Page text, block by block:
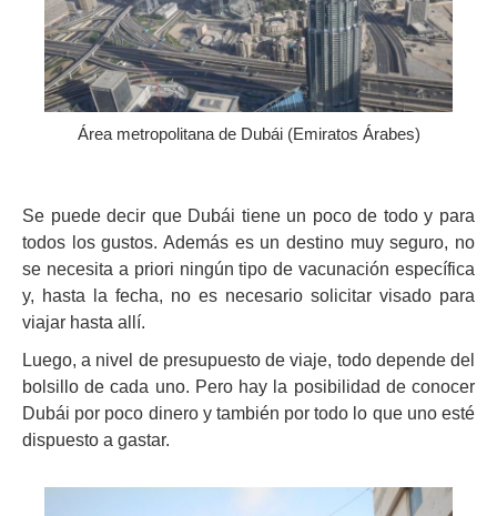
Área metropolitana de Dubái (Emiratos Árabes)
Se puede decir que Dubái tiene un poco de todo y para
todos los gustos. Además es un destino muy seguro, no
se necesita a priori ningún tipo de vacunación específica
y, hasta la fecha, no es necesario solicitar visado para
viajar hasta allí.
Luego, a nivel de presupuesto de viaje, todo depende del
bolsillo de cada uno. Pero hay la posibilidad de conocer
Dubái por poco dinero y también por todo lo que uno esté
dispuesto a gastar.